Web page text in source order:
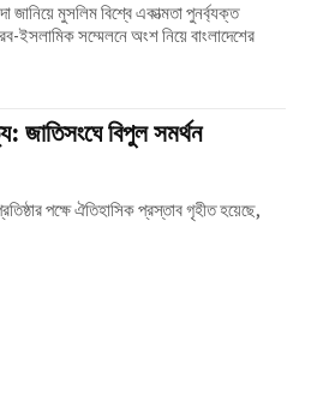
জানিয়ে মুসলিম বিশ্বে একাত্মতা পুনর্ব্যক্ত
সম্মেলনে অংশ নিয়ে বাংলাদেশের
জাতিসংঘে বিপুল সমর্থন
পক্ষে ঐতিহাসিক প্রস্তাব গৃহীত হয়েছে,